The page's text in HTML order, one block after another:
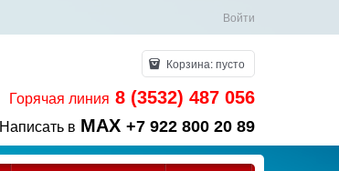
Войти
Корзина:пусто
Горячая линия 8 (3532) 487 056
Написать в MAX +7 922 800 20 89